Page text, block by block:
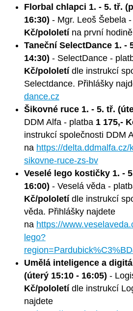
Florbal chlapci 1. - 5. tř.
16:30) - Mgr. Leoš Šebela
Kč/pololetína první
Taneční SelectDance 1. -
14:30) - SelectDance -
Kč/pololetídle instrukcí
Selectdance. Přihlášky
dance.cz
Šikovné ruce 1. - 5. tř.
DDM Alfa - platba 1 175,-
instrukcí společnosti DDM
na https://delta.ddmalfa.cz/
sikovne-ruce-zs-bv
Veselé lego kostičky 1. -
16:00) - Veselá věda -
Kč/pololetídle instrukcí
věda. Přihlášky najdete
na https://
lego?
Umělá inteligence a
(úterý 15:10 - 16:05) -
Kč/pololetídle instrukcí
najdete